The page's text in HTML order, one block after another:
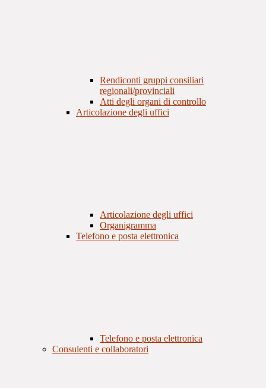
Rendiconti gruppi consiliari
regionali/provinciali
Atti degli organi di controllo
Articolazione degli uffici
Articolazione degli uffici
Organigramma
Telefono e posta elettronica
Telefono e posta elettronica
Consulenti e collaboratori